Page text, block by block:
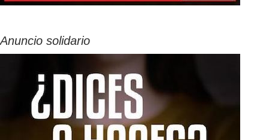
Anuncio solidario